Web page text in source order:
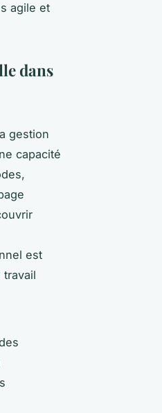
agile et
dans
gestion
capacité
est